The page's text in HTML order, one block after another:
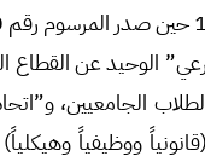
الجامعيين،
ووظيفياً